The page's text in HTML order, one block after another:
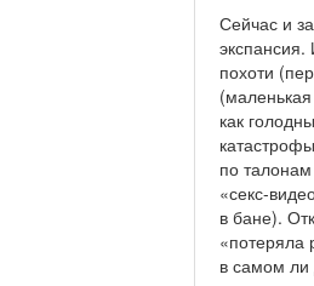
Сейчас и
похоти
как
по
«секс-
в бане).
«потеряла
в самом